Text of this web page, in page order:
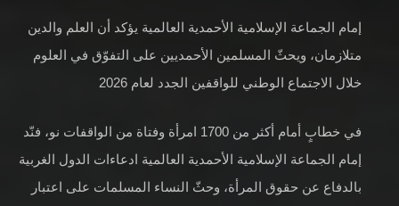
إمام الجماعة الإسلامية الأحمدية العالمية يؤكد أن العلم والدين
متلازمان، ويحثّ المسلمين الأحمديين على التفوّق في العلوم
خلال الاجتماع الوطني للواقفين الجدد لعام 2026
في خطابٍ أمام أكثر من 1700 امرأة وفتاة من الواقفات نو، فنّد
إمام الجماعة الإسلامية الأحمدية العالمية ادعاءات الدول الغربية
بالدفاع عن حقوق المرأة، وحثّ النساء المسلمات على اعتبار